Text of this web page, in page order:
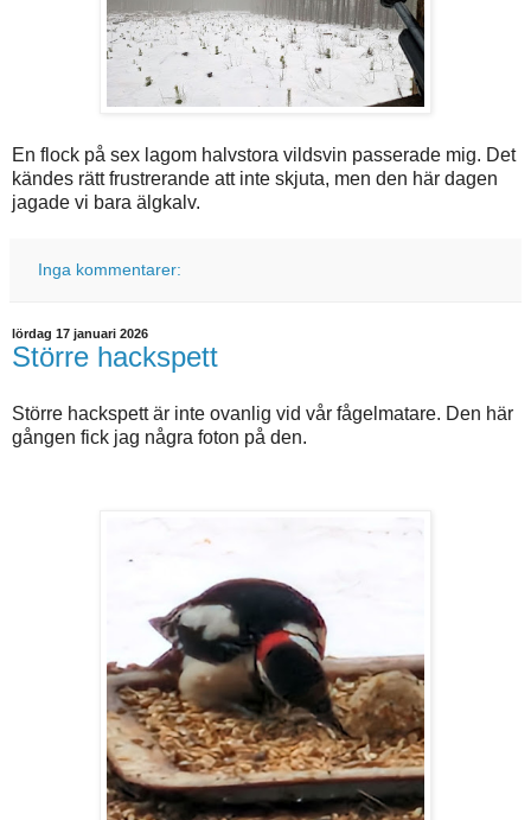
En flock på sex lagom halvstora vildsvin passerade mig. Det
kändes rätt frustrerande att inte skjuta, men den här dagen
jagade vi bara älgkalv.
Inga kommentarer:
lördag 17 januari 2026
Större hackspett
Större hackspett är inte ovanlig vid vår fågelmatare. Den här
gången fick jag några foton på den.